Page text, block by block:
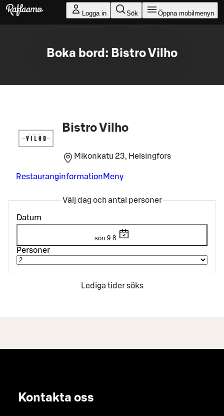
Gå till huvudinnehållet
Logga in Sök Öppna mobilmenyn
Boka bord: Bistro Vilho
Bistro Vilho
Mikonkatu 23, Helsingfors
Restauranginformation Meny
Välj dag och antal personer
Datum
sön 9.8.
Personer
Lediga tider söks
Kontakta oss